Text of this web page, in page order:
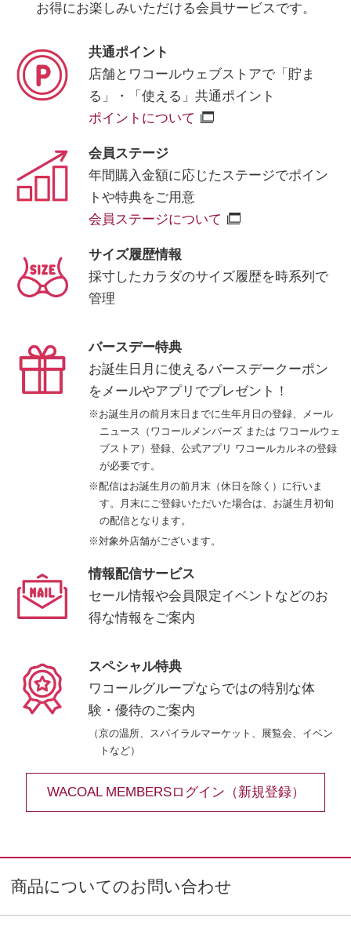
お得にお楽しみいただける会員サービスです。
共通ポイント
店舗とワコールウェブストアで 「貯ま
る」・「使える」共通ポイント
ポイントについて
会員ステージ
年間購入金額に応じたステージでポイン
トや特典をご用意
会員ステージについて
サイズ履歴情報
採寸したカラダのサイズ履歴を時系列で
管理
バースデー特典
お誕生日月に使えるバースデークーポン
をメールやアプリでプレゼント！
※お誕生月の前月末日までに生年月日の登録、メール
ニュース（ワコールメンバーズ または ワコールウェ
ブストア）登録、公式アプリ ワコールカルネの登録
が必要です。
※配信はお誕生月の前月末（休日を除く）に行いま
す。月末にご登録いただいた場合は、お誕生月初旬
の配信となります。
※対象外店舗がございます。
情報配信サービス
セール情報や会員限定イベントなどのお
得な情報をご案内
スペシャル特典
ワコールグループならではの特別な体
験・優待のご案内
（京の温所、スパイラルマーケット、展覧会、イベン
トなど）
WACOAL MEMBERSログイン（新規登録）
商品についてのお問い合わせ